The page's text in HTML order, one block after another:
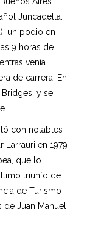
Juncadella.
un podio en
9 horas de
venía
de carrera. En
y se
con notables
en 1979
que lo
triunfo de
de Turismo
de Juan Manuel